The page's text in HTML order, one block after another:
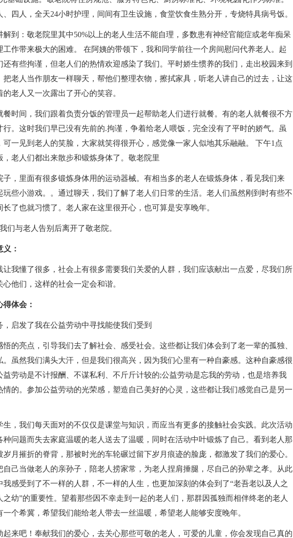
、四人，全天24小时护理，间间有卫生设施，食堂饮食生熟分开，专烧特具病号饭。
：敬老院里其中50%以上的老人生活不能自理，多数患有神经官能症或老年痴呆
工作带来极大的困难。 在阿姨的带领下，我和同学前往一个房间慰问代养老人。起
还有些拘谨，但老人们的热情欢迎感染了我们。平时娇生惯养的我们，走出校园来到
把老人当作朋友一样聊天，帮他们整理衣物，擦拭家具，听老人讲自己的过去，让这
老人又一次露出了开心的笑容。
间，我们跟着负责分饭的管理员一起帮助老人们进行就餐。有的老人就餐很不方
行。这时我们早已没有先前的.拘谨，争着给老人喂饭，完全没有了平时的娇气。虽
可一见到老人的笑脸，大家就笑得很开心，感觉像一家人似地其乐融融。 下午1点
，老人们都出来散步和锻炼身体了。敬老院里
里面有很多锻炼身体用的运动器械。有相当多的老人在锻炼身体，看见我们来
玩些小游戏。。通过聊天，我们了解了老人们日常的生活。老人们虽然刚到时有些不
长了也就习惯了。老人家在这里很开心，也可算是安享晚年。
与老人告别后离开了敬老院。
：
懂了很多，社会上有很多需要我们关爱的人群，我们应该献出一点爱，尽我们所
他们，这样的社会一定会和谐。
体会：
发了我在公益劳动中寻找能使我们受到
亮点，引导我们去了解社会、感受社会。这些都让我们体会到了老一辈的孤独、
。虽然我们满头大汗，但是我们很高兴，因为我们心里有一种自豪感。这种自豪感很
益劳动是不计报酬、不谋私利、不斤斤计较的;公益劳动是忘我的劳动，也是培养我
情的。参加公益劳动的光荣感，塑造自己美好的心灵，这些都让我们感觉自己是另一
我们每天面对的不仅仅是课堂与知识，而应当有更多的接触社会实践。此次活动
种问题而失去家庭温暖的老人送去了温暖，同时在活动中叶锻炼了自己。看到老人那
月摧折的脊背，那被时光的车轮碾过留下岁月痕迹的脸庞，都激发了我们的爱心。
自己当做老人的亲孙子，陪老人捞家常，为老人捏肩捶腿，尽自己的孙辈之孝。从此
我感受到了不一样的人群，不一样的人生，也更加深刻的体会到了“老吾老以及人之
之幼”的重要性。望着那些因不幸走到一起的老人们，那群因孤独而相伴终老的老人
个希冀，希望我们能给老人带去一丝温暖，希望老人能够安度晚年。
吧！奉献我们的爱心，去关心那些可敬的老人，可爱的儿童，你会发现自己真的